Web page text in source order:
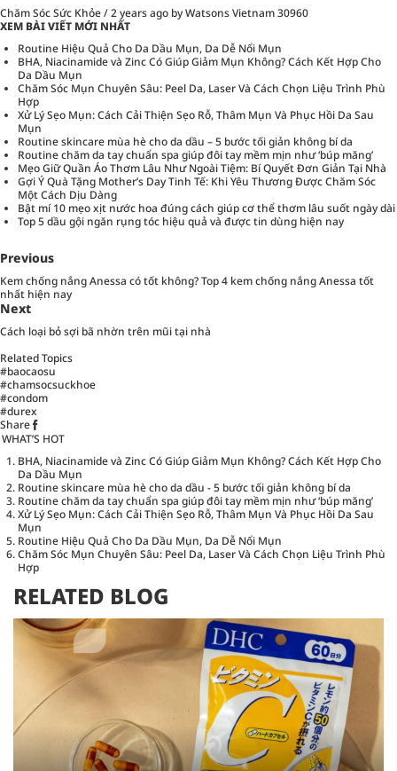
Chăm Sóc Sức Khỏe/2 years ago by Watsons Vietnam30960
XEM BÀI VIẾT MỚI NHẤT
Routine Hiệu Quả Cho Da Dầu Mụn, Da Dễ Nổi Mụn
BHA, Niacinamide và Zinc Có Giúp Giảm Mụn Không? Cách Kết Hợp Cho
Da Dầu Mụn
Chăm Sóc Mụn Chuyên Sâu: Peel Da, Laser Và Cách Chọn Liệu Trình Phù
Hợp
Xử Lý Sẹo Mụn: Cách Cải Thiện Sẹo Rỗ, Thâm Mụn Và Phục Hồi Da Sau
Mụn
Routine skincare mùa hè cho da dầu – 5 bước tối giản không bí da
Routine chăm da tay chuẩn spa giúp đôi tay mềm mịn như ‘búp măng’
Mẹo Giữ Quần Áo Thơm Lâu Như Ngoài Tiệm: Bí Quyết Đơn Giản Tại Nhà
Gợi Ý Quà Tặng Mother’s Day Tinh Tế: Khi Yêu Thương Được Chăm Sóc
Một Cách Dịu Dàng
Bật mí 10 mẹo xịt nước hoa đúng cách giúp cơ thể thơm lâu suốt ngày dài
Top 5 dầu gội ngăn rụng tóc hiệu quả và được tin dùng hiện nay
Previous
Kem chống nắng Anessa có tốt không? Top 4 kem chống nắng Anessa tốt
nhất hiện nay
Next
Cách loại bỏ sợi bã nhờn trên mũi tại nhà
Related Topics
#baocaosu
#chamsocsuckhoe
#condom
#durex
Share
WHAT’S HOT
BHA, Niacinamide và Zinc Có Giúp Giảm Mụn Không? Cách Kết Hợp Cho
Da Dầu Mụn
Routine skincare mùa hè cho da dầu - 5 bước tối giản không bí da
Routine chăm da tay chuẩn spa giúp đôi tay mềm mịn như ‘búp măng’
Xử Lý Sẹo Mụn: Cách Cải Thiện Sẹo Rỗ, Thâm Mụn Và Phục Hồi Da Sau
Mụn
Routine Hiệu Quả Cho Da Dầu Mụn, Da Dễ Nổi Mụn
Chăm Sóc Mụn Chuyên Sâu: Peel Da, Laser Và Cách Chọn Liệu Trình Phù
Hợp
RELATED BLOG